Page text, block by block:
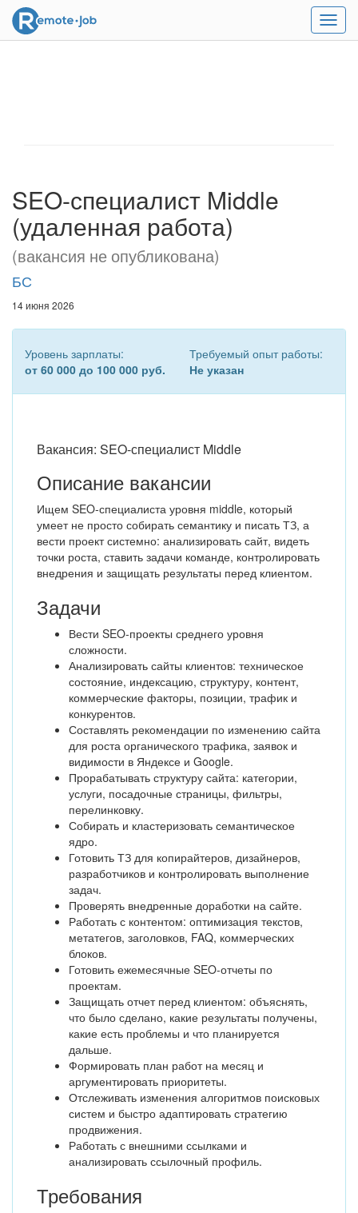
Меню
SEO-специалист Middle
(удаленная работа)
(вакансия не опубликована)
БС
14 июня 2026
Уровень зарплаты:
от 60 000 до 100 000 руб.
Требуемый опыт работы:
Не указан
Вакансия: SEO-специалист Middle
Описание вакансии
Ищем SEO-специалиста уровня middle, который
умеет не просто собирать семантику и писать ТЗ, а
вести проект системно: анализировать сайт, видеть
точки роста, ставить задачи команде, контролировать
внедрения и защищать результаты перед клиентом.
Задачи
Вести SEO-проекты среднего уровня
сложности.
Анализировать сайты клиентов: техническое
состояние, индексацию, структуру, контент,
коммерческие факторы, позиции, трафик и
конкурентов.
Составлять рекомендации по изменению сайта
для роста органического трафика, заявок и
видимости в Яндексе и Google.
Прорабатывать структуру сайта: категории,
услуги, посадочные страницы, фильтры,
перелинковку.
Собирать и кластеризовать семантическое
ядро.
Готовить ТЗ для копирайтеров, дизайнеров,
разработчиков и контролировать выполнение
задач.
Проверять внедренные доработки на сайте.
Работать с контентом: оптимизация текстов,
метатегов, заголовков, FAQ, коммерческих
блоков.
Готовить ежемесячные SEO-отчеты по
проектам.
Защищать отчет перед клиентом: объяснять,
что было сделано, какие результаты получены,
какие есть проблемы и что планируется
дальше.
Формировать план работ на месяц и
аргументировать приоритеты.
Отслеживать изменения алгоритмов поисковых
систем и быстро адаптировать стратегию
продвижения.
Работать с внешними ссылками и
анализировать ссылочный профиль.
Требования